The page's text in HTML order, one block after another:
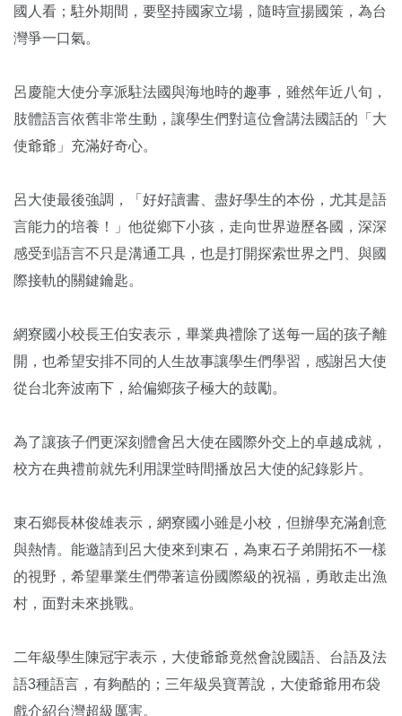
國人看；駐外期間，要堅持國家立場，隨時宣揚國策，為台
灣爭一口氣。
呂慶龍大使分享派駐法國與海地時的趣事，雖然年近八旬，
肢體語言依舊非常生動，讓學生們對這位會講法國話的「大
使爺爺」充滿好奇心。
呂大使最後強調，「好好讀書、盡好學生的本份，尤其是語
言能力的培養！」他從鄉下小孩，走向世界遊歷各國，深深
感受到語言不只是溝通工具，也是打開探索世界之門、與國
際接軌的關鍵鑰匙。
網寮國小校長王伯安表示，畢業典禮除了送每一屆的孩子離
開，也希望安排不同的人生故事讓學生們學習，感謝呂大使
從台北奔波南下，給偏鄉孩子極大的鼓勵。
為了讓孩子們更深刻體會呂大使在國際外交上的卓越成就，
校方在典禮前就先利用課堂時間播放呂大使的紀錄影片。
東石鄉長林俊雄表示，網寮國小雖是小校，但辦學充滿創意
與熱情。能邀請到呂大使來到東石，為東石子弟開拓不一樣
的視野，希望畢業生們帶著這份國際級的祝福，勇敢走出漁
村，面對未來挑戰。
二年級學生陳冠宇表示，大使爺爺竟然會說國語、台語及法
語3種語言，有夠酷的；三年級吳寶菁說，大使爺爺用布袋
戲介紹台灣超級厲害。